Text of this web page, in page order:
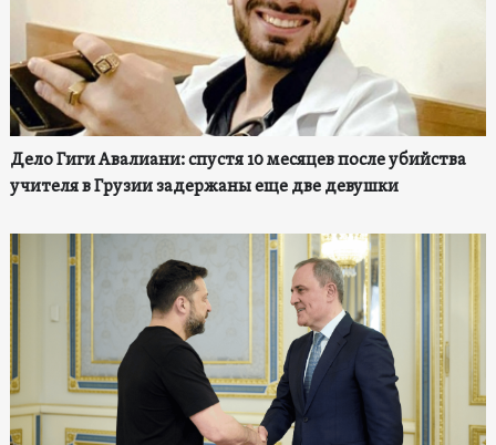
Дело Гиги Авалиани: спустя 10 месяцев после убийства
учителя в Грузии задержаны еще две девушки